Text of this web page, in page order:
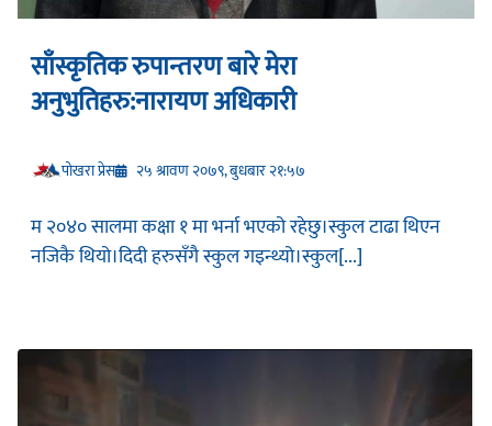
साँस्कृतिक रुपान्तरण बारे मेरा
अनुभुतिहरु:नारायण अधिकारी
प‍ोखरा प्रेस २५ श्रावण २०७९, बुधबार २१:५७
म २०४० सालमा कक्षा १ मा भर्ना भएको रहेछु।स्कुल टाढा थिएन
नजिकै थियो।दिदी हरुसँगै स्कुल गइन्थ्यो।स्कुल[...]